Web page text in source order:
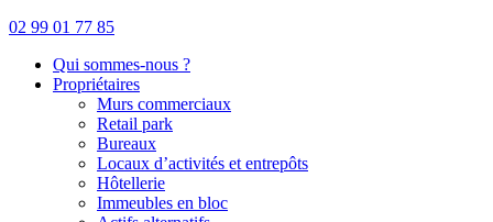
02 99 01 77 85
Qui sommes-nous ?
Propriétaires
Murs commerciaux
Retail park
Bureaux
Locaux d’activités et entrepôts
Hôtellerie
Immeubles en bloc